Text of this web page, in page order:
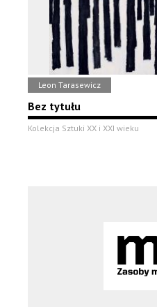
Leon Tarasewicz
Bez tytułu
Kolekcja Sztuki XX i XXI wieku